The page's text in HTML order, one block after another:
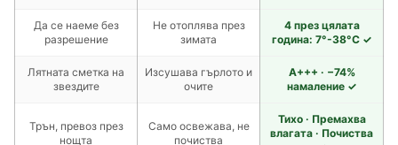
Да се наеме без
разрешение
Не отоплява през
зимата
4 през цялата
година: 7°-38°C ✓
Лятната сметка на
звездите
Изсушава гърлото и
очите
A+++ · −74%
намаление ✓
Трън, превоз през
нощта
Само освежава, не
почиства
Тихо · Премахва
влагата · Почиства